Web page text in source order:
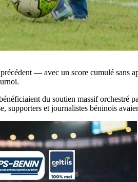
— avec un score cumulé sans
du soutien massif
et journalistes béninois